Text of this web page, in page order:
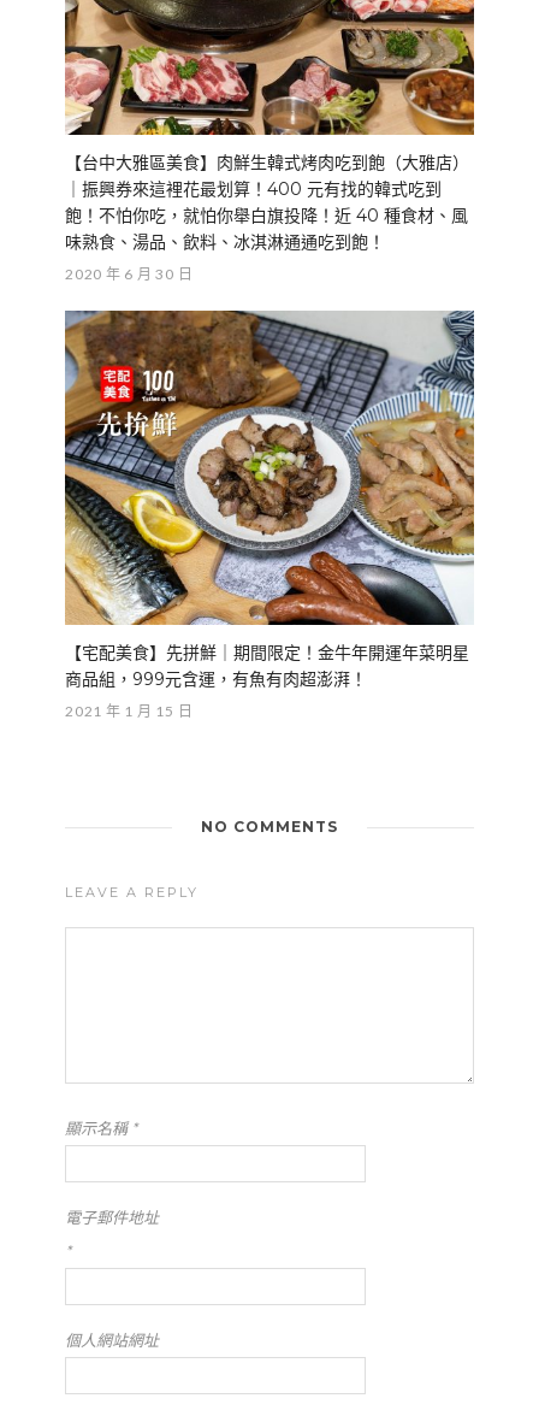
【台中大雅區美食】肉鮮生韓式烤肉吃到飽（大雅店）
｜振興券來這裡花最划算！400 元有找的韓式吃到
飽！不怕你吃，就怕你舉白旗投降！近 40 種食材、風
味熟食、湯品、飲料、冰淇淋通通吃到飽！
2020 年 6 月 30 日
【宅配美食】先拼鮮｜期間限定！金牛年開運年菜明星
商品組，999元含運，有魚有肉超澎湃！
2021 年 1 月 15 日
NO COMMENTS
LEAVE A REPLY
顯示名稱*
電子郵件地址
*
個人網站網址